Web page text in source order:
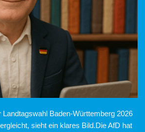
Baden-Württemberg 2026
sieht ein klares Bild.Die AfD hat